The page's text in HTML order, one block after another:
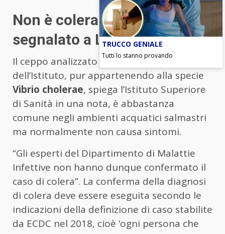
Non è colera il caso
segnalato a Lecce
Il ceppo analizzato nei Laboratori
dell’Istituto, pur appartenendo alla specie
Vibrio cholerae, spiega l’Istituto Superiore
di Sanità in una nota, è abbastanza
comune negli ambienti acquatici salmastri
ma normalmente non causa sintomi.
“Gli esperti del Dipartimento di Malattie
Infettive non hanno dunque confermato il
caso di colera”. La conferma della diagnosi
di colera deve essere eseguita secondo le
indicazioni della definizione di caso stabilite
da ECDC nel 2018, cioè ‘ogni persona che
TRUCCO GENIALE
Tutti lo stanno provando